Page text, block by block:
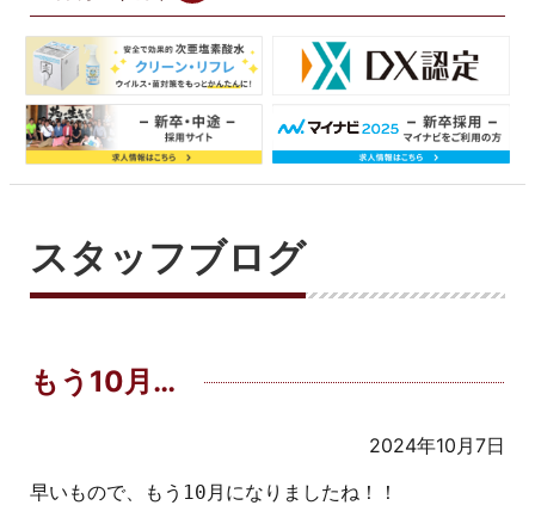
スタッフブログ
もう10月…
2024年10月7日
早いもので、もう10月になりましたね！！